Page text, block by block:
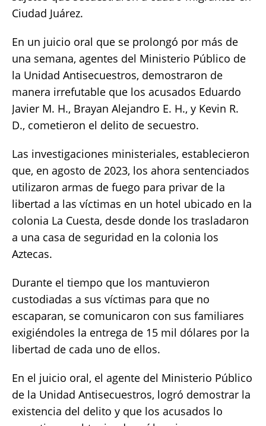
Ciudad Juárez.
En un juicio oral que se prolongó por más de
una semana, agentes del Ministerio Público de
la Unidad Antisecuestros, demostraron de
manera irrefutable que los acusados Eduardo
Javier M. H., Brayan Alejandro E. H., y Kevin R.
D., cometieron el delito de secuestro.
Las investigaciones ministeriales, establecieron
que, en agosto de 2023, los ahora sentenciados
utilizaron armas de fuego para privar de la
libertad a las víctimas en un hotel ubicado en la
colonia La Cuesta, desde donde los trasladaron
a una casa de seguridad en la colonia los
Aztecas.
Durante el tiempo que los mantuvieron
custodiadas a sus víctimas para que no
escaparan, se comunicaron con sus familiares
exigiéndoles la entrega de 15 mil dólares por la
libertad de cada uno de ellos.
En el juicio oral, el agente del Ministerio Público
de la Unidad Antisecuestros, logró demostrar la
existencia del delito y que los acusados lo